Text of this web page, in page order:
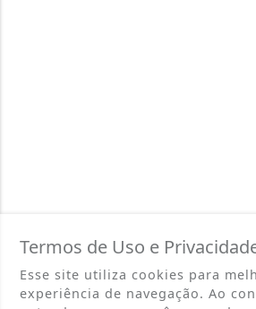
Termos de Uso e
Esse site utiliza cookies para
experiência de navegação. Ao